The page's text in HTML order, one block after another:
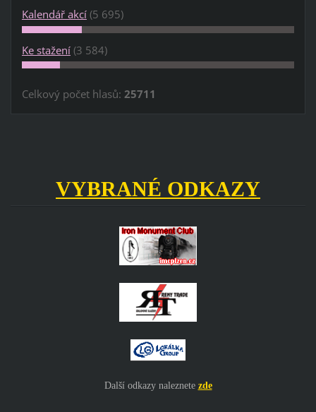
Kalendář akcí (5 695)
Ke stažení (3 584)
Celkový počet hlasů: 25711
VYBRANÉ ODKAZY
Další odkazy naleznete zde